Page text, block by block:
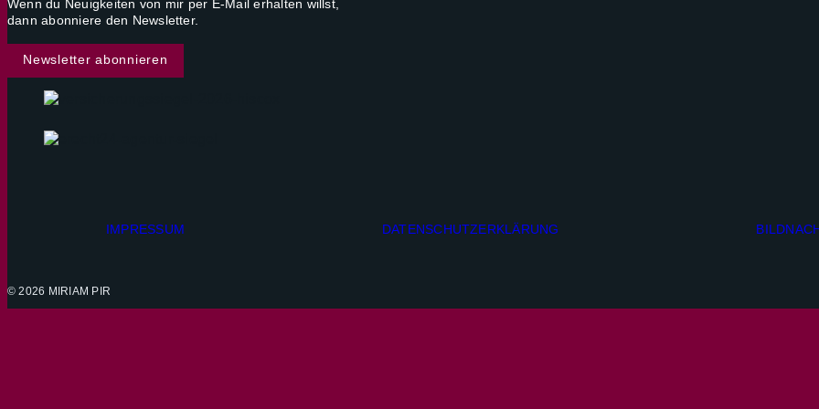
Wenn du Neuigkeiten von mir per E-Mail erhalten willst,
dann abonniere den Newsletter.
Newsletter abonnieren
IMPRESSUM DATENSCHUTZERKLÄRUNG
© 2026 MIRIAM PIR